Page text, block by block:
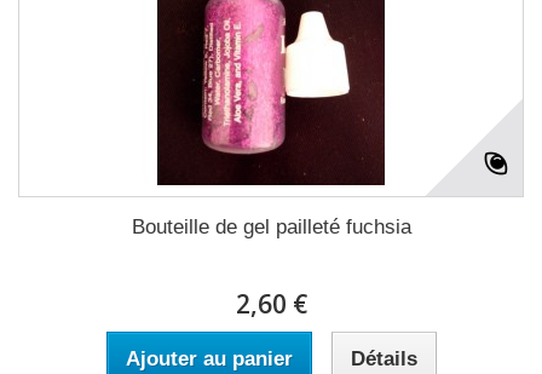
Bouteille de gel pailleté fuchsia
2,60 €
Ajouter au panier Détails